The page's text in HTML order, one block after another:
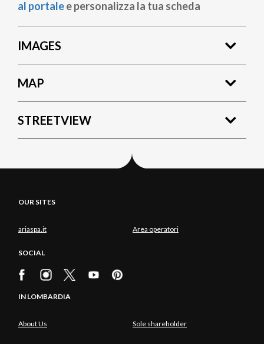
al portalee personalizza la tua scheda
IMAGES
MAP
STREETVIEW
OUR SITES
ariaspa.it Area operatori
SOCIAL
IN LOMBARDIA
About Us Sole shareholder